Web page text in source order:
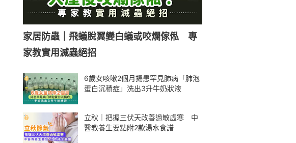
家居防蟲｜飛蟻脫翼變白蟻或咬爛傢俬 專
家教實用滅蟲絕招
6歲女咳嗽2個月揭患罕見肺病「肺泡
蛋白沉積症」洗出3升牛奶狀液
立秋｜把握三伏天改善過敏虛寒 中
醫教養生要點附2款湯水食譜